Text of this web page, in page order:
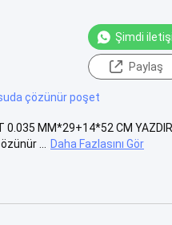
Şimdi
Paylaş
çözünür poşet
MM*29+14*52 CM YAZDIR
...
Daha Fazlasını Gör